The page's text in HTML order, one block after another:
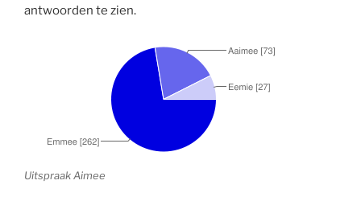
antwoorden te zien.
Uitspraak Aimee